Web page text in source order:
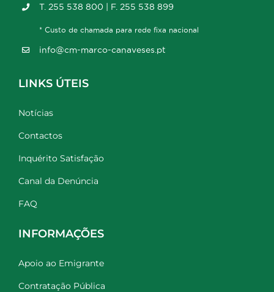
T. 255 538 800 | F. 255 538 899
* Custo de chamada para rede fixa nacional
info@cm-marco-canaveses.pt
LINKS ÚTEIS
Notícias
Contactos
Inquérito Satisfação
Canal da Denúncia
FAQ
INFORMAÇÕES
Apoio ao Emigrante
Contratação Pública